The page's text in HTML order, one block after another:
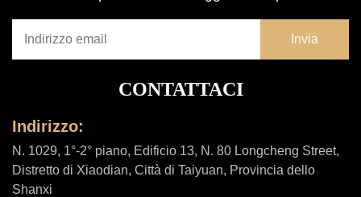
CONTATTACI
Indirizzo:
N. 1029, 1°-2° piano, Edificio 13, N. 80 Longcheng Street,
Distretto di Xiaodian, Città di Taiyuan, Provincia dello
Shanxi